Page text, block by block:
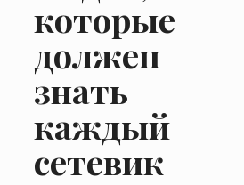
которые
должен
знать
каждый
сетевик